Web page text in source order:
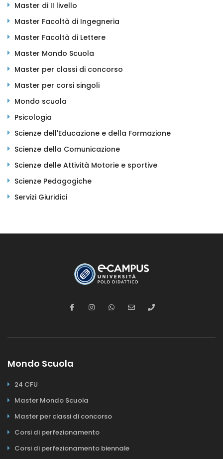
Master di II livello
Master Facoltà di Ingegneria
Master Facoltà di Lettere
Master Mondo Scuola
Master per classi di concorso
Master per corsi singoli
Mondo scuola
Psicologia
Scienze dell'Educazione e della Formazione
Scienze della Comunicazione
Scienze delle Attività Motorie e sportive
Scienze Pedagogiche
Servizi Giuridici
Mondo Scuola
24 CFU
Master Mondo Scuola
Master per classi di concorso
Corsi di perfezionamento
Corsi di perfezionamento biennale